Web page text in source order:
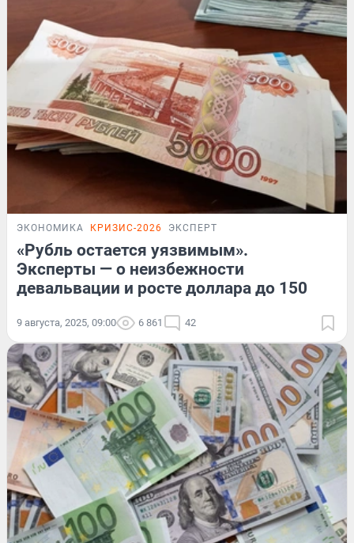
ЭКОНОМИКА КРИЗИС-2026 ЭКСПЕРТ
«Рубль остается уязвимым».
Эксперты — о неизбежности
девальвации и росте доллара до 150
9 августа, 2025, 09:00 6 861 42